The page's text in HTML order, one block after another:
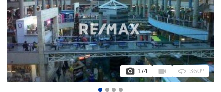
photo_camera 1/4 videocam 360 360º